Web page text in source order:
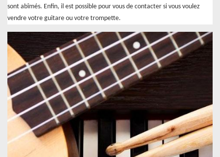
sont abîmés. Enfin, il est possible pour vous de contacter si vous voulez
vendre votre guitare ou votre trompette.